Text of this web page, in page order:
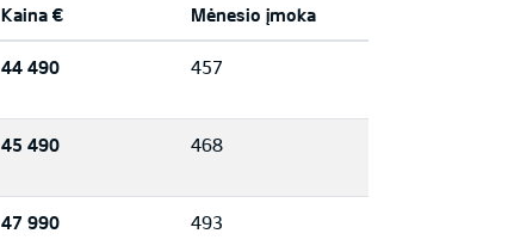
Kaina € Mėnesio įmoka
44 490 457
45 490 468
47 990 493